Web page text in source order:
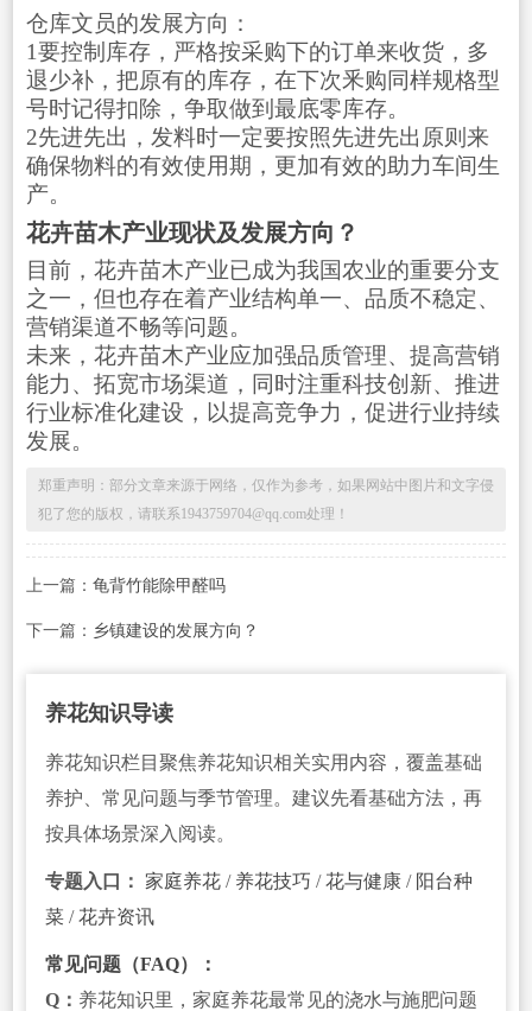
仓库文员的发展方向：
1要控制库存，严格按采购下的订单来收货，多
退少补，把原有的库存，在下次釆购同样规格型
号时记得扣除，争取做到最底零库存。
2先进先出，发料时一定要按照先进先出原则来
确保物料的有效使用期，更加有效的助力车间生
产。
花卉苗木产业现状及发展方向？
目前，花卉苗木产业已成为我国农业的重要分支
之一，但也存在着产业结构单一、品质不稳定、
营销渠道不畅等问题。
未来，花卉苗木产业应加强品质管理、提高营销
能力、拓宽市场渠道，同时注重科技创新、推进
行业标准化建设，以提高竞争力，促进行业持续
发展。
郑重声明：部分文章来源于网络，仅作为参考，如果网站中图片和文字侵
犯了您的版权，请联系1943759704@qq.com处理！
上一篇： 龟背竹能除甲醛吗
下一篇： 乡镇建设的发展方向？
养花知识导读
养花知识栏目聚焦养花知识相关实用内容，覆盖基础
养护、常见问题与季节管理。建议先看基础方法，再
按具体场景深入阅读。
专题入口： 家庭养花/ 养花技巧 /花与健康/ 阳台种
菜/花卉资讯
常见问题（FAQ）：
Q： 养花知识里，家庭养花最常见的浇水与施肥问题